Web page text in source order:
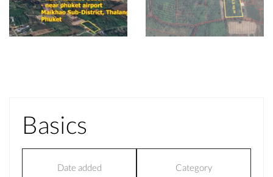
Basics
Date added Category